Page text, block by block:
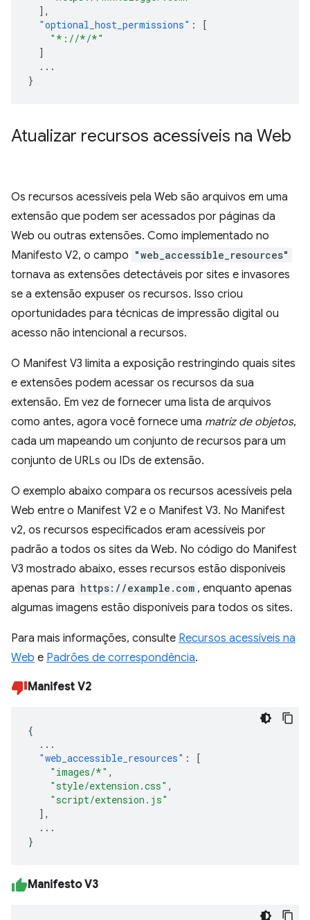
],
"optional_host_permissions" :
[
"*://*/*"
]
...
}
Atualizar recursos acessíveis na Web
Os recursos acessíveis pela Web são arquivos em uma
extensão que podem ser acessados por páginas da
Web ou outras extensões. Como implementado no
Manifesto V2, o campo "web_accessible_resources"
tornava as extensões detectáveis por sites e invasores
se a extensão expuser os recursos. Isso criou
oportunidades para técnicas de impressão digital ou
acesso não intencional a recursos.
O Manifest V3 limita a exposição restringindo quais sites
e extensões podem acessar os recursos da sua
extensão. Em vez de fornecer uma lista de arquivos
como antes, agora você fornece uma matriz de objetos,
cada um mapeando um conjunto de recursos para um
conjunto de URLs ou IDs de extensão.
O exemplo abaixo compara os recursos acessíveis pela
Web entre o Manifest V2 e o Manifest V3. No Manifest
v2, os recursos especificados eram acessíveis por
padrão a todos os sites da Web. No código do Manifest
V3 mostrado abaixo, esses recursos estão disponíveis
apenas para https://example.com , enquanto apenas
algumas imagens estão disponíveis para todos os sites.
Para mais informações, consulte Recursos acessíveis na
Web e Padrões de correspondência.
Manifest V2
{
...
"web_accessible_resources" :
[
"images/*" ,
"style/extension.css" ,
"script/extension.js"
],
...
}
Manifesto V3